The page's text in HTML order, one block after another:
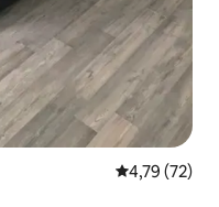
Gemiddelde
4,79 (72)